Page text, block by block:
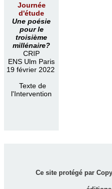
Journée
d'étude
Une poésie
pour le
troisième
millénaire?
CRIP
ENS Ulm Paris
19 février 2022
Texte de
l'Intervention
Ce site protégé par